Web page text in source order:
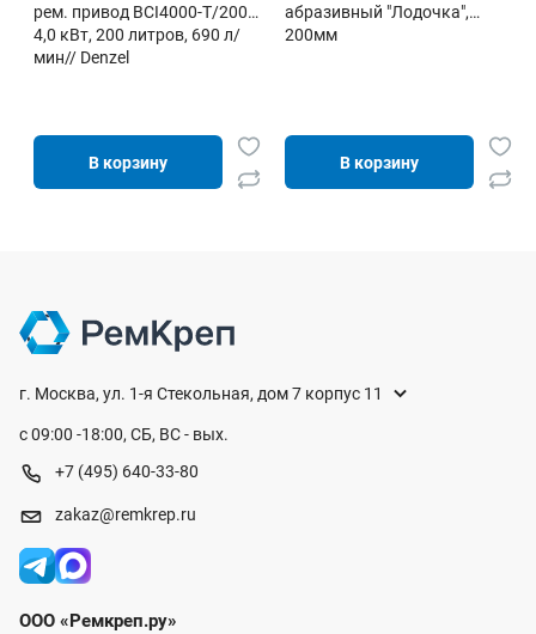
рем. привод BCI4000-T/200,
4,0 кВт, 200 литров, 690 л/
мин// Denzel
В корзину
абразивный "Лодочка",
200мм
В корзину
г. Москва, ул. 1-я Стекольная, дом 7 корпус 11
с 09:00 -18:00, СБ, ВС - вых.
+7 (495) 640-33-80
zakaz@remkrep.ru
ООО «Ремкреп.ру»